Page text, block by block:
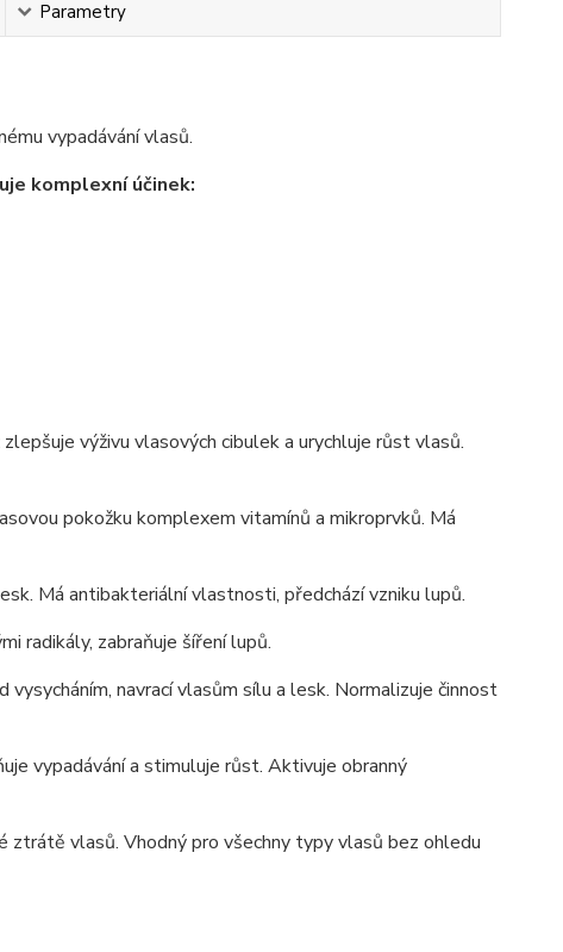
Parametry
vypadávání vlasů.
komplexní účinek:
výživu vlasových cibulek a urychluje růst vlasů.
pokožku komplexem vitamínů a mikroprvků. Má
Má antibakteriální vlastnosti, předchází vzniku lupů.
radikály, zabraňuje šíření lupů.
vysycháním, navrací vlasům sílu a lesk. Normalizuje činnost
vypadávání a stimuluje růst. Aktivuje obranný
vlasů. Vhodný pro všechny typy vlasů bez ohledu